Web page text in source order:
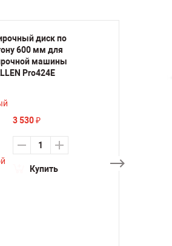
диск по
600 мм для
машины
Pro424E
3 530 ₽
Купить